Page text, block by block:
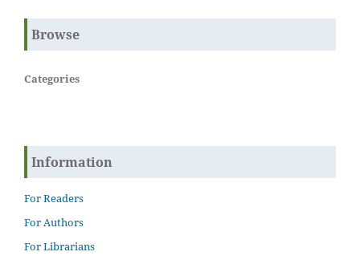
Browse
Categories
Information
For Readers
For Authors
For Librarians